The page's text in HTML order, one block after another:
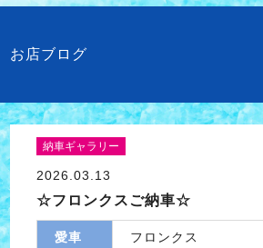
お店ブログ
納車ギャラリー
2026.03.13
☆フロンクスご納車☆
愛車 フロンクス